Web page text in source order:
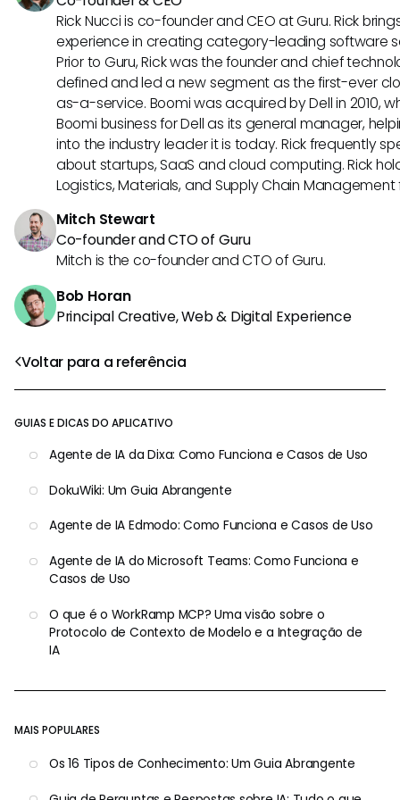
Voltar para a referência
GUIAS E DICAS DO APLICATIVO
Agente de IA da Dixa: Como Funciona e Casos de Uso
DokuWiki: Um Guia Abrangente
Agente de IA Edmodo: Como Funciona e Casos de Uso
Agente de IA do Microsoft Teams: Como Funciona e
Casos de Uso
O que é o WorkRamp MCP? Uma visão sobre o
Protocolo de Contexto de Modelo e a Integração de
IA
MAIS POPULARES
Os 16 Tipos de Conhecimento: Um Guia Abrangente
Rick Nucci is co-founder and CEO at Guru. Rick
experience in creating category-leading software
Prior to Guru, Rick was the founder and chief
defined and led a new segment as the first-ever
as-a-service. Boomi was acquired by Dell in 2010,
Boomi business for Dell as its general manager,
into the industry leader it is today. Rick frequently
about startups, SaaS and cloud computing. Rick
Logistics, Materials, and Supply Chain Management
Mitch Stewart
Co-founder and CTO of Guru
Mitch is the co-founder and CTO of Guru.
Bob Horan
Principal Creative, Web & Digital Experience